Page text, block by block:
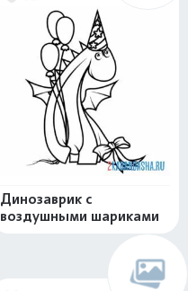
Динозаврик с
воздушными шариками